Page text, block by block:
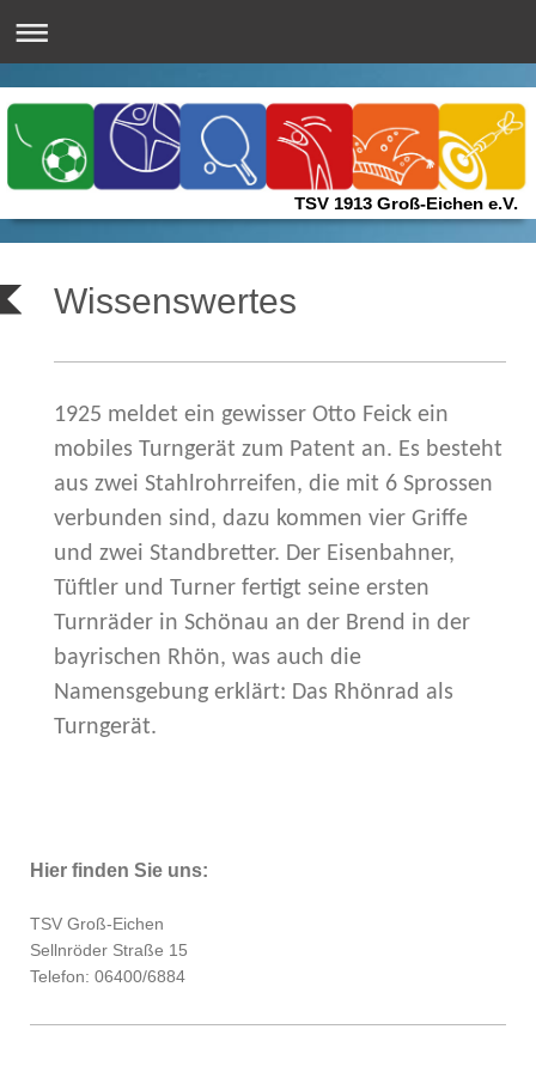
TSV 1913 Groß-Eichen e.V.
Wissenswertes
1925 meldet ein gewisser Otto Feick ein
mobiles Turngerät zum Patent an. Es besteht
aus zwei Stahlrohrreifen, die mit 6 Sprossen
verbunden sind, dazu kommen vier Griffe
und zwei Standbretter. Der Eisenbahner,
Tüftler und Turner fertigt seine ersten
Turnräder in Schönau an der Brend in der
bayrischen Rhön, was auch die
Namensgebung erklärt: Das Rhönrad als
Turngerät.
Hier finden Sie uns:
TSV Groß-Eichen
Sellnröder Straße 15
Telefon: 06400/6884